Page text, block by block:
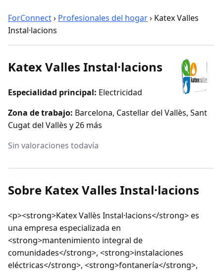
ForConnect› Profesionales del hogar› Katex Valles
Instal·lacions
Katex Valles Instal·lacions
Especialidad principal: Electricidad
Zona de trabajo: Barcelona, Castellar del Vallès, Sant
Cugat del Vallès y 26 más
Sin valoraciones todavía
Sobre Katex Valles Instal·lacions
<p><strong>Katex Vallès Instal·lacions</strong> es
una empresa especializada en
<strong>mantenimiento integral de
comunidades</strong>, <strong>instalaciones
eléctricas</strong>, <strong>fontanería</strong>,